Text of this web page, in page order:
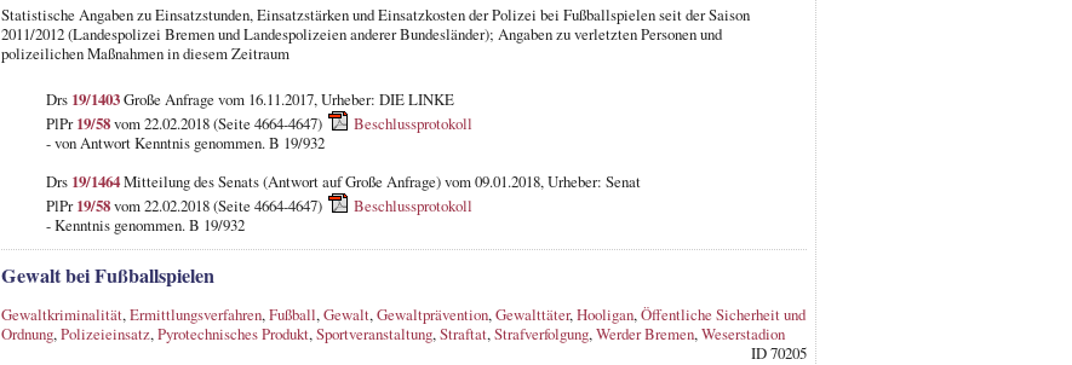
Statistische Angaben zu Einsatzstunden, Einsatzstärken und Einsatzkosten der Polizei bei Fußballspielen seit der Saison
2011/2012 (Landespolizei Bremen und Landespolizeien anderer Bundesländer); Angaben zu verletzten Personen und
polizeilichen Maßnahmen in diesem Zeitraum
Drs 19/1403Große Anfrage vom 16.11.2017, Urheber: DIE LINKE
PlPr19/58vom 22.02.2018 (Seite 4664-4647)
Beschlussprotokoll
- von Antwort Kenntnis genommen. B 19/932
Drs 19/1464Mitteilung des Senats (Antwort auf Große Anfrage) vom 09.01.2018, Urheber: Senat
PlPr19/58vom 22.02.2018 (Seite 4664-4647)
Beschlussprotokoll
- Kenntnis genommen. B 19/932
Gewalt bei Fußballspielen
Gewaltkriminalität,Ermittlungsverfahren,Fußball,Gewalt,Gewaltprävention,Gewalttäter,Hooligan,Öffentliche Sicherheit und
Ordnung,Polizeieinsatz,Pyrotechnisches Produkt,Sportveranstaltung,Straftat,Strafverfolgung,Werder Bremen,Weserstadion
ID 70205